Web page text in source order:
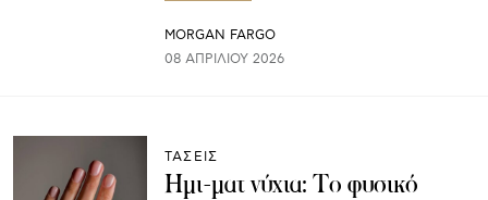
MORGAN FARGO
08 ΑΠΡΙΛΊΟΥ 2026
ΤΑΣΕΙΣ
Ημι-ματ νύχια: Το φυσικό